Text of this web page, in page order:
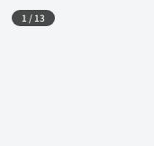
1 /13